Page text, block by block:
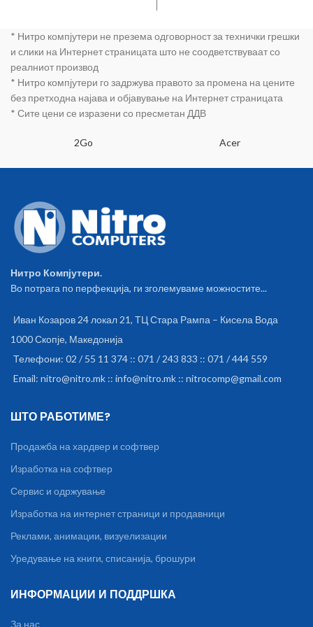
јасна гласовна комуникација
со корисникот. High Definition
ехо и бучава. Слушање на
музика од било кој уред со
Bluetooth, мобилен телефон,
плејер. Контролирање на
слушалките. Контролирање
телефон. Одговарање на
копче за одговор или гласовно
одговарање (дигање на
на мобилен телефон, со
или гласовно одговарање.
AVRCP 1.4, HSP 1.2, HFP 1.6,
Пренос на звукот без загуби на
Редукција на бучава: CVC 6.0.
* Нитро компјутери не презема одговорност за технички грешки
и слики на Интернет страницата што не соодветствуваат со
реалниот производ
* Нитро компјутери го задржува правото за промена на цените
без претходна најава и објавување на Интернет страницата
* Сите цени се изразени со пресметан ДДВ
2Go Acer
Нитро Компјутери.
Во потрага по перфекција, ги зголемуваме можностите...
Иван Козаров 24 локал 21, ТЦ Стара Рампа – Кисела Вода
1000 Скопје, Македонија
Телефони: 02 / 55 11 374 :: 071 / 243 833 :: 071 / 444 559
Email: nitro@nitro.mk :: info@nitro.mk :: nitrocomp@gmail.com
ШТО РАБОТИМЕ?
Продажба на хардвер и софтвер
Изработка на софтвер
Сервис и одржување
Изработка на интернет страници и продавници
Реклами, анимации, визуелизации
Уредување на книги, списанија, брошури
ИНФОРМАЦИИ И ПОДДРШКА
За нас